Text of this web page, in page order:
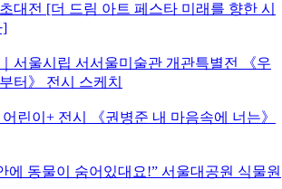
대전 [더 드림 아트 페스타 미래를 향한 시
]
｜서울시립 서서울미술관 개관특별전 《우
터》 전시 스케치
어린이+ 전시 《권병준 내 마음속에 너는》
에 동물이 숨어있대요!” 서울대공원 식물원